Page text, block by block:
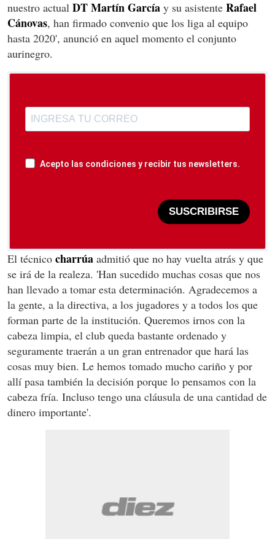
nuestro actual DT Martín García y su asistente Rafael
Cánovas, han firmado convenio que los liga al equipo
hasta 2020', anunció en aquel momento el conjunto
aurinegro.
Acepto las condiciones y recibir tus newsletters.
SUSCRIBIRSE
El técnico charrúa admitió que no hay vuelta atrás y que
se irá de la realeza. 'Han sucedido muchas cosas que nos
han llevado a tomar esta determinación. Agradecemos a
la gente, a la directiva, a los jugadores y a todos los que
forman parte de la institución. Queremos irnos con la
cabeza limpia, el club queda bastante ordenado y
seguramente traerán a un gran entrenador que hará las
cosas muy bien. Le hemos tomado mucho cariño y por
allí pasa también la decisión porque lo pensamos con la
cabeza fría. Incluso tengo una cláusula de una cantidad de
dinero importante'.